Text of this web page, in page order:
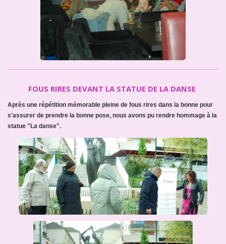
FOUS RIRES DEVANT LA STATUE DE LA DANSE
Après une répétition mémorable pleine de fous rires dans la bonne pour
s'assurer de prendre la bonne pose, nous avons pu rendre hommage à la
statue "La danse".